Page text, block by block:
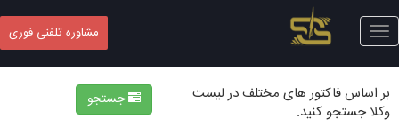
Toggle
navigation
مشاوره تلفنی فوری
بر اساس فاکتور های مختلف در لیست
وکلا جستجو کنید.
جستجو